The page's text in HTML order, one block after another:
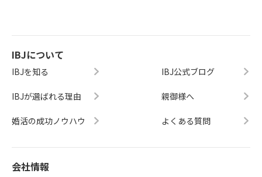
IBJについて
IBJを知る
IBJが選ばれる理由
婚活の成功ノウハウ
IBJ公式ブログ
親御様へ
よくある質問
会社情報